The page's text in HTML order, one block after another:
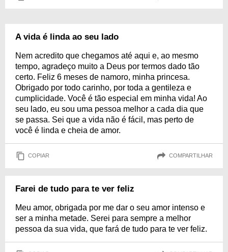
A vida é linda ao seu lado
Nem acredito que chegamos até aqui e, ao mesmo
tempo, agradeço muito a Deus por termos dado tão
certo. Feliz 6 meses de namoro, minha princesa.
Obrigado por todo carinho, por toda a gentileza e
cumplicidade. Você é tão especial em minha vida! Ao
seu lado, eu sou uma pessoa melhor a cada dia que
se passa. Sei que a vida não é fácil, mas perto de
você é linda e cheia de amor.
COPIAR COMPARTILHAR
Farei de tudo para te ver feliz
Meu amor, obrigada por me dar o seu amor intenso e
ser a minha metade. Serei para sempre a melhor
pessoa da sua vida, que fará de tudo para te ver feliz.